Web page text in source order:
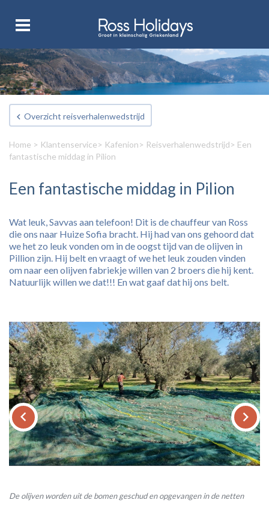
Overzicht reisverhalenwedstrijd
Home > Klantenservice> Kafenion> Reisverhalenwedstrijd> Een
fantastische middag in Pilion
Een fantastische middag in Pilion
Wat leuk, Savvas aan telefoon! Dit is de chauffeur van Ross
die ons naar Huize Sofia bracht. Hij had van ons gehoord dat
we het zo leuk vonden om in de oogst tijd van de olijven in
Pillion zijn. Hij belt en vraagt of we het leuk zouden vinden
om naar een olijven fabriekje willen van 2 broers die hij kent.
Natuurlijk willen we dat!!! En wat gaaf dat hij ons belt.
De olijven worden uit de bomen geschud en opgevangen in de netten
keyboard_arrow_left keyboard_arrow_right